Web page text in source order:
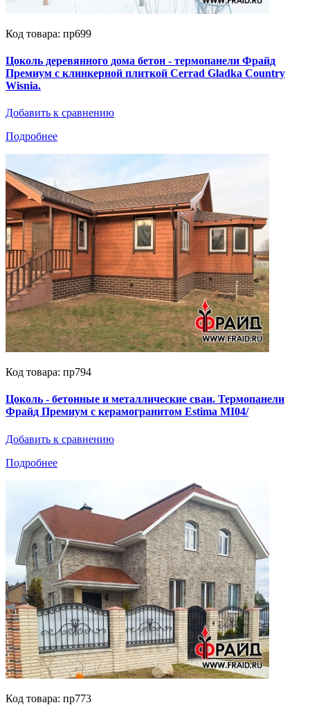
Код товара: пр699
Цоколь деревянного дома бетон - термопанели Фрайд
Премиум с клинкерной плиткой Cerrad Gladka Country
Wisnia.
Добавить к сравнению
Подробнее
Код товара: пр794
Цоколь - бетонные и металлические сваи. Термопанели
Фрайд Премиум с керамогранитом Estima MI04/
Добавить к сравнению
Подробнее
Код товара: пр773